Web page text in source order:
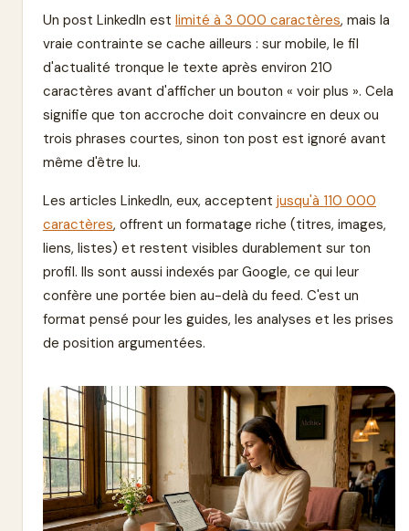
Un post LinkedIn est limité à 3 000 caractères, mais la
vraie contrainte se cache ailleurs : sur mobile, le fil
d'actualité tronque le texte après environ 210
caractères avant d'afficher un bouton « voir plus ». Cela
signifie que ton accroche doit convaincre en deux ou
trois phrases courtes, sinon ton post est ignoré avant
même d'être lu.
Les articles LinkedIn, eux, acceptent jusqu'à 110 000
caractères, offrent un formatage riche (titres, images,
liens, listes) et restent visibles durablement sur ton
profil. Ils sont aussi indexés par Google, ce qui leur
confère une portée bien au-delà du feed. C'est un
format pensé pour les guides, les analyses et les prises
de position argumentées.